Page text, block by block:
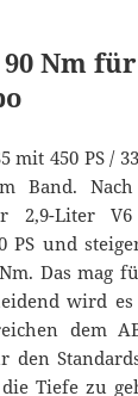
Nm
mit 450 PS /
Band.
2,9-Liter
PS und
Das mag
wird
dem
den
Tiefe zu